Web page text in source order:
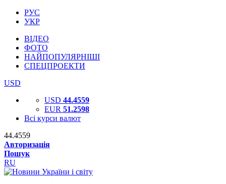
РУС
УКР
ВІДЕО
ФОТО
НАЙПОПУЛЯРНІШІ
СПЕЦПРОЕКТИ
USD
USD 44.4559
EUR 51.2598
Всі курси валют
44.4559
Авторизація
Пошук
RU